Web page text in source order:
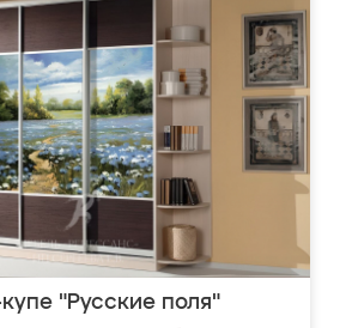
"Русские поля"